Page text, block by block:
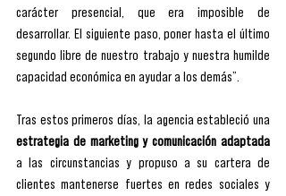
carácter presencial, que era imposible de
desarrollar. El siguiente paso, poner hasta el último
segundo libre de nuestro trabajo y nuestra humilde
capacidad económica en ayudar a los demás”.
estrategia de marketing y comunicación adaptada
a las circunstancias y propuso a su cartera de
clientes mantenerse fuertes en redes sociales y